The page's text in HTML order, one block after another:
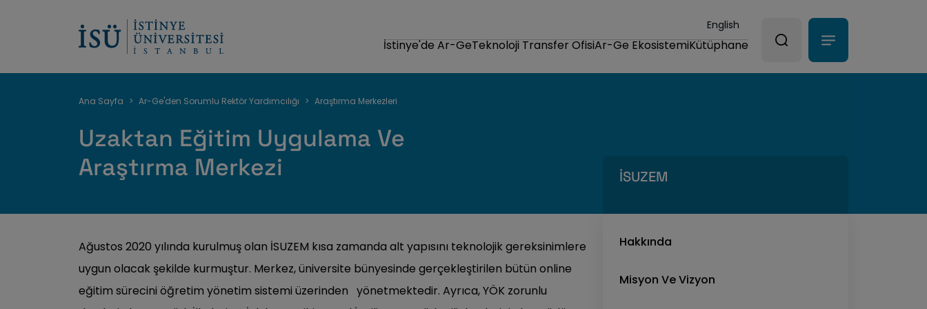
English
İstinye'de Ar-GeTeknoloji Transfer OfisiAr-Ge EkosistemiKütüphane
Sayfa
yolu
Ana Sayfa Ar-Ge'den Sorumlu Rektör Yardımcılığı Araştırma Merkezleri
Uzaktan Eğitim Uygulama Ve
Araştırma Merkezi
Ağustos 2020 yılında kurulmuş olan İSUZEM kısa zamanda alt yapısını teknolojik gereksinimlere
uygun olacak şekilde kurmuştur. Merkez, üniversite bünyesinde gerçekleştirilen bütün online
eğitim sürecini öğretim yönetim sistemi üzerinden yönetmektedir. Ayrıca, YÖK zorunlu
İSUZEM
Hakkında
Misyon Ve Vizyon